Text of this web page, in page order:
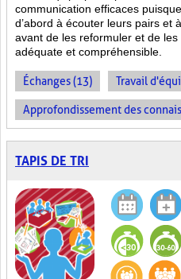
communication efficaces
d’abord à écouter leurs pairs et
avant de les reformuler et de
adéquate et compréhensible.
Échanges (13) Travail
Approfondissement des
TAPIS DE TRI